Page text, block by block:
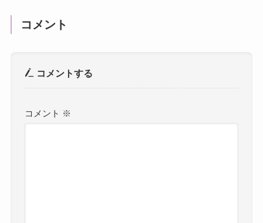
コメント
コメントする
コメント ※